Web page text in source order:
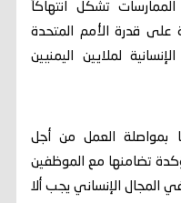
تشكل انتهاكاً
على قدرة الأمم المتحدة
لملايين اليمنيين
بمواصلة العمل من أجل
تضامنها مع الموظفين
المجال الإنساني يجب ألا